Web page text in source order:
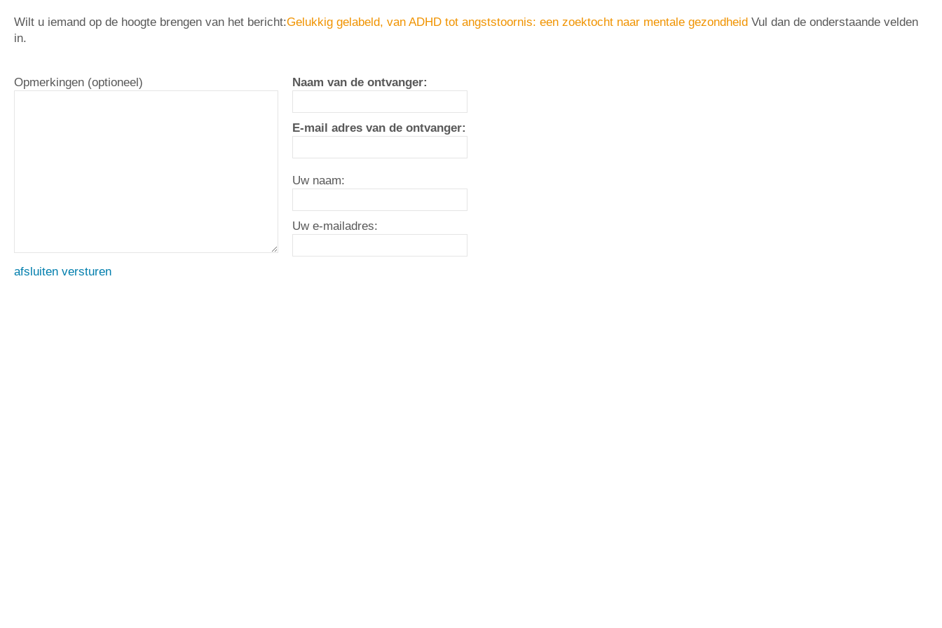
Wilt u iemand op de hoogte brengen van het bericht:Gelukkig gelabeld, van ADHD tot angststoornis: een zoektocht naar mentale gezondheid Vul dan de onderstaande velden
in.
Opmerkingen (optioneel) Naam van de ontvanger:
E-mail adres van de ontvanger:
Uw naam:
Uw e-mailadres:
afsluiten versturen